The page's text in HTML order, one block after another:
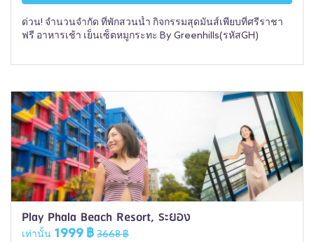
ด่วน! จำนวนจำกัด ที่พักสวนน้ำ กิจกรรมสุดมันส์เพียบที่ศรีราชา
ฟรี อาหารเช้า เย็นเซ็ตหมูกระทะ By Greenhills(รหัสGH)
Play Phala Beach Resort, ระยอง
เท่านั้น 1999 ฿ 3668 ฿